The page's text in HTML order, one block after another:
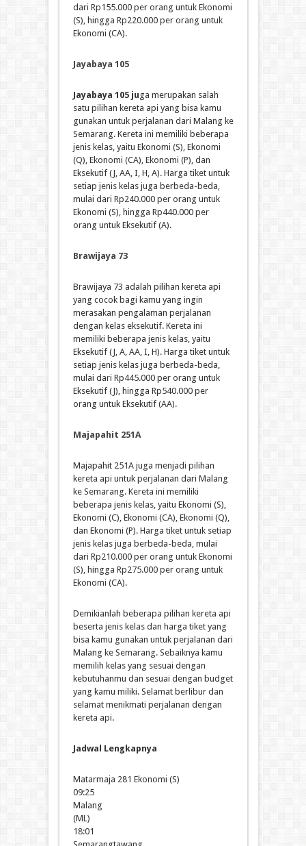
dari Rp155.000 per orang untuk Ekonomi
(S), hingga Rp220.000 per orang untuk
Ekonomi (CA).
Jayabaya 105
Jayabaya 105 juga merupakan salah
satu pilihan kereta api yang bisa kamu
gunakan untuk perjalanan dari Malang ke
Semarang. Kereta ini memiliki beberapa
jenis kelas, yaitu Ekonomi (S), Ekonomi
(Q), Ekonomi (CA), Ekonomi (P), dan
Eksekutif (J, AA, I, H, A). Harga tiket untuk
setiap jenis kelas juga berbeda-beda,
mulai dari Rp240.000 per orang untuk
Ekonomi (S), hingga Rp440.000 per
orang untuk Eksekutif (A).
Brawijaya 73
Brawijaya 73 adalah pilihan kereta api
yang cocok bagi kamu yang ingin
merasakan pengalaman perjalanan
dengan kelas eksekutif. Kereta ini
memiliki beberapa jenis kelas, yaitu
Eksekutif (J, A, AA, I, H). Harga tiket untuk
setiap jenis kelas juga berbeda-beda,
mulai dari Rp445.000 per orang untuk
Eksekutif (J), hingga Rp540.000 per
orang untuk Eksekutif (AA).
Majapahit 251A
Majapahit 251A juga menjadi pilihan
kereta api untuk perjalanan dari Malang
ke Semarang. Kereta ini memiliki
beberapa jenis kelas, yaitu Ekonomi (S),
Ekonomi (C), Ekonomi (CA), Ekonomi (Q),
dan Ekonomi (P). Harga tiket untuk setiap
jenis kelas juga berbeda-beda, mulai
dari Rp210.000 per orang untuk Ekonomi
(S), hingga Rp275.000 per orang untuk
Ekonomi (CA).
Demikianlah beberapa pilihan kereta api
beserta jenis kelas dan harga tiket yang
bisa kamu gunakan untuk perjalanan dari
Malang ke Semarang. Sebaiknya kamu
memilih kelas yang sesuai dengan
kebutuhanmu dan sesuai dengan budget
yang kamu miliki. Selamat berlibur dan
selamat menikmati perjalanan dengan
kereta api.
Jadwal Lengkapnya
Matarmaja 281 Ekonomi (S)
09:25
Malang
(ML)
18:01